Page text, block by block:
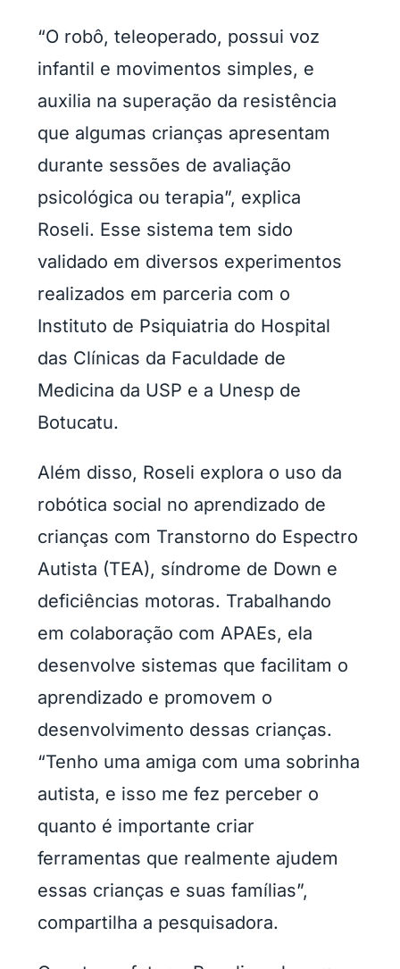
“O robô, teleoperado, possui voz
infantil e movimentos simples, e
auxilia na superação da resistência
que algumas crianças apresentam
durante sessões de avaliação
psicológica ou terapia”, explica
Roseli. Esse sistema tem sido
validado em diversos experimentos
realizados em parceria com o
Instituto de Psiquiatria do Hospital
das Clínicas da Faculdade de
Medicina da USP e a Unesp de
Botucatu.
Além disso, Roseli explora o uso da
robótica social no aprendizado de
crianças com Transtorno do Espectro
Autista (TEA), síndrome de Down e
deficiências motoras. Trabalhando
em colaboração com APAEs, ela
desenvolve sistemas que facilitam o
aprendizado e promovem o
desenvolvimento dessas crianças.
“Tenho uma amiga com uma sobrinha
autista, e isso me fez perceber o
quanto é importante criar
ferramentas que realmente ajudem
essas crianças e suas famílias”,
compartilha a pesquisadora.